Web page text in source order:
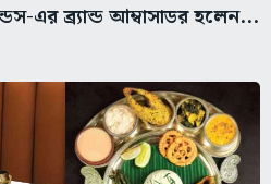
এর ব্র্যান্ড আম্বাসাডর হলেন...